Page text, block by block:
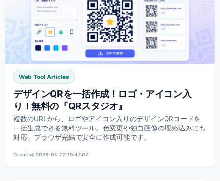
Web Tool Articles
デザインQRを一括作成！ロゴ・アイコン入
り！無料の『QRスタジオ』
複数のURLから、ロゴやアイコン入りのデザインQRコードを
一括生成できる無料ツール。色変更や独自画像の埋め込みにも
対応。ブラウザ完結で安全に作成可能です。
Created: 2026-04-22 19:47:07